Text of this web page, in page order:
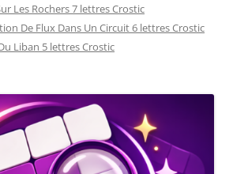
Les Rochers 7 lettres Crostic
De Flux Dans Un Circuit 6 lettres Crostic
Liban 5 lettres Crostic